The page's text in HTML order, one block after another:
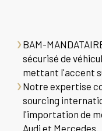
BAM-
sécurisé de
mettant l'accent
Notre expertise
sourcing
l'importation de
Audi et Mercedes.